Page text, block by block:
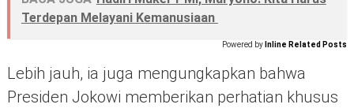
Terdepan Melayani Kemanusiaan ‎
Powered by Inline Related Posts
Lebih jauh, ia juga mengungkapkan bahwa
Presiden Jokowi memberikan perhatian khusus